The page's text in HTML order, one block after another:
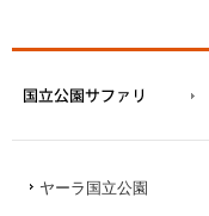
ヤーラ国立公園